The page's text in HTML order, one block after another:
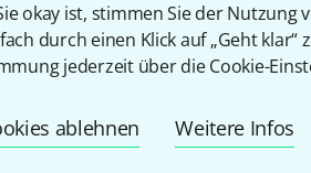
okay ist, stimmen Sie der Nutzung
durch einen Klick auf „Geht klar“
jederzeit über die Cookie-
ablehnen Weitere Infos
System Hans Schnellar
Tonumfang: H-f